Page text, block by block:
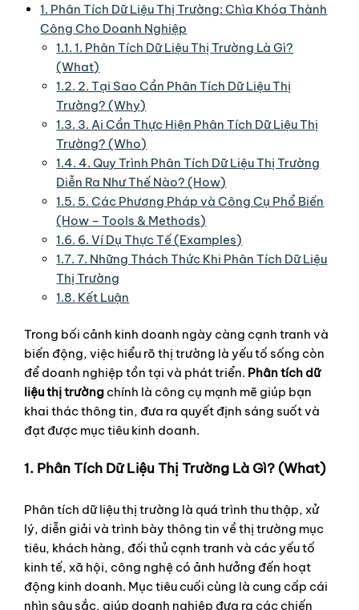
1. Phân Tích Dữ Liệu Thị Trường: Chìa Khóa Thành
Công Cho Doanh Nghiệp
1.1. 1. Phân Tích Dữ Liệu Thị Trường Là Gì?
(What)
1.2. 2. Tại Sao Cần Phân Tích Dữ Liệu Thị
Trường? (Why)
1.3. 3. Ai Cần Thực Hiện Phân Tích Dữ Liệu Thị
Trường? (Who)
1.4. 4. Quy Trình Phân Tích Dữ Liệu Thị Trường
Diễn Ra Như Thế Nào? (How)
1.5. 5. Các Phương Pháp và Công Cụ Phổ Biến
(How – Tools & Methods)
1.6. 6. Ví Dụ Thực Tế (Examples)
1.7. 7. Những Thách Thức Khi Phân Tích Dữ Liệu
Thị Trường
1.8. Kết Luận
Trong bối cảnh kinh doanh ngày càng cạnh tranh và
biến động, việc hiểu rõ thị trường là yếu tố sống còn
để doanh nghiệp tồn tại và phát triển. Phân tích dữ
liệu thị trường chính là công cụ mạnh mẽ giúp bạn
khai thác thông tin, đưa ra quyết định sáng suốt và
đạt được mục tiêu kinh doanh.
1. Phân Tích Dữ Liệu Thị Trường Là Gì? (What)
Phân tích dữ liệu thị trường là quá trình thu thập, xử
lý, diễn giải và trình bày thông tin về thị trường mục
tiêu, khách hàng, đối thủ cạnh tranh và các yếu tố
kinh tế, xã hội, công nghệ có ảnh hưởng đến hoạt
động kinh doanh. Mục tiêu cuối cùng là cung cấp cái
nhìn sâu sắc, giúp doanh nghiệp đưa ra các chiến